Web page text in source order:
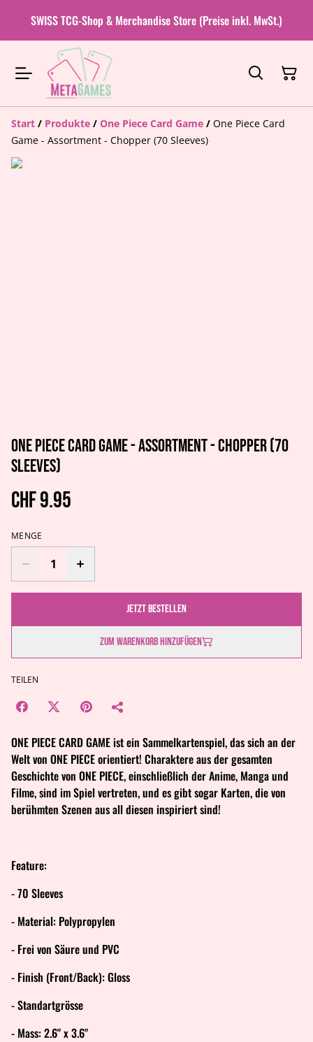
SWISS TCG-Shop & Merchandise Store (Preise inkl. MwSt.)
Start / Produkte / One Piece Card Game / One Piece Card
Game - Assortment - Chopper (70 Sleeves)
One Piece Card Game - Assortment - Chopper (70
Sleeves)
CHF 9.95
MENGE
Jetzt bestellen
Zum Warenkorb hinzufügen
TEILEN
ONE PIECE CARD GAME ist ein Sammelkartenspiel, das sich an der
Welt von ONE PIECE orientiert! Charaktere aus der gesamten
Geschichte von ONE PIECE, einschließlich der Anime, Manga und
Filme, sind im Spiel vertreten, und es gibt sogar Karten, die von
berühmten Szenen aus all diesen inspiriert sind!
Feature:
- 70 Sleeves
- Material: Polypropylen
- Frei von Säure und PVC
- Finish (Front/Back): Gloss
- Standartgrösse
- Mass: 2.6" x 3.6"